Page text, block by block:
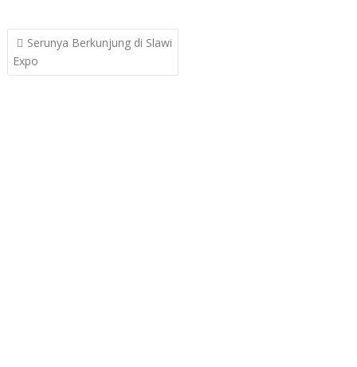
Post
navigation
Serunya Berkunjung di Slawi
Expo